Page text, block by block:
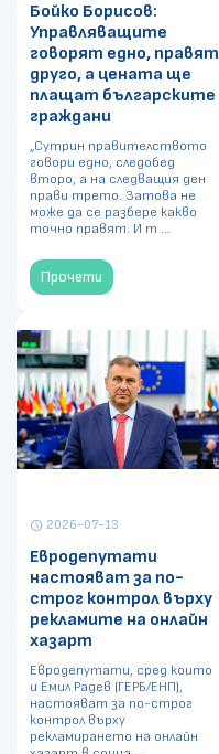
Бойко Борисов:
Управляващите
говорят едно, правят
друго, а цената ще
плащат българските
граждани
„Сутрин правителството
говори едно, следобед
второ, а на следващия ден
прави трето. Затова не
може да се разбере какво
точно правят. И т ...
Прочети
schedule 2026-07-13
Евродепутати
настояват за по-
строг контрол върху
рекламите на онлайн
хазарт
Евродепутати, сред които
и Емил Радев (ГЕРБ/ЕНП),
настояват за по-строг
контрол върху
рекламирането на онлайн